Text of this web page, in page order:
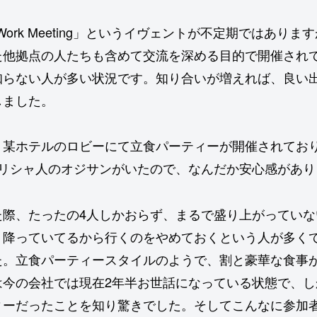
Meeting」というイヴェントが不定期ではありま
拠点の人たちも含めて交流を深める目的で開催さ
ない人が多い状況です。知り合いが増えれば、良
した。
ホテルのロビーにて立食パーティーが開催されて
シャ人のオジサンがいたので、なんだか安心感があ
、たったの4人しかおらず、まるで盛り上がってい
っていてるから行くのをやめておくという人が多
立食パーティースタイルのようで、割と豪華な食
の会社では現在2年半お世話になっている状態で、
だったことを知り驚きでした。そしてこんなに参